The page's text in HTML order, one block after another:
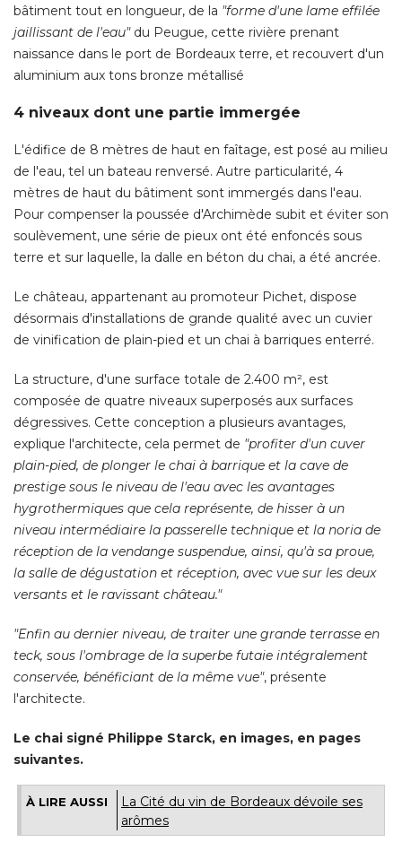
bâtiment tout en longueur, de la "forme d'une lame effilée
jaillissant de l'eau"du Peugue, cette rivière prenant
naissance dans le port de Bordeaux terre, et recouvert d'un
aluminium aux tons bronze métallisé
4 niveaux dont une partie immergée
L'édifice de 8 mètres de haut en faîtage, est posé au milieu
de l'eau, tel un bateau renversé. Autre particularité, 4
mètres de haut du bâtiment sont immergés dans l'eau.
Pour compenser la poussée d'Archimède subit et éviter son
soulèvement, une série de pieux ont été enfoncés sous
terre et sur laquelle, la dalle en béton du chai, a été ancrée.
Le château, appartenant au promoteur Pichet, dispose
désormais d'installations de grande qualité avec un cuvier
de vinification de plain-pied et un chai à barriques enterré.
La structure, d'une surface totale de 2.400 m², est
composée de quatre niveaux superposés aux surfaces
dégressives. Cette conception a plusieurs avantages,
explique l'architecte, cela permet de "profiter d'un cuver
plain-pied, de plonger le chai à barrique et la cave de
prestige sous le niveau de l'eau avec les avantages
hygrothermiques que cela représente, de hisser à un
niveau intermédiaire la passerelle technique et la noria de
réception de la vendange suspendue, ainsi, qu'à sa proue,
la salle de dégustation et réception, avec vue sur les deux
versants et le ravissant château."
"Enfin au dernier niveau, de traiter une grande terrasse en
teck, sous l'ombrage de la superbe futaie intégralement
conservée, bénéficiant de la même vue", présente
l'architecte.
Le chai signé Philippe Starck, en images, en pages
suivantes.
À LIRE AUSSI
La Cité du vin de Bordeaux dévoile ses
arômes